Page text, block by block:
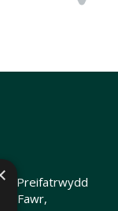
Preifatrwydd
Fawr,